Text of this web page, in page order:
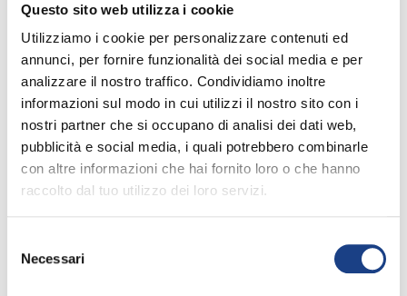
Questo sito web utilizza i cookie
Utilizziamo i cookie per personalizzare contenuti ed
annunci, per fornire funzionalità dei social media e per
analizzare il nostro traffico. Condividiamo inoltre
informazioni sul modo in cui utilizzi il nostro sito con i
nostri partner che si occupano di analisi dei dati web,
pubblicità e social media, i quali potrebbero combinarle
con altre informazioni che hai fornito loro o che hanno
raccolto dal tuo utilizzo dei loro servizi.
delNecessari
Sempre sempre sempre
The voice of the earth
Sempre sempre sempre
The voice of the earth
Credits
Title: La voce della terra
Lyrics: Emilio Di Stefano – Fabrizio
Palaferri
Artistic Director: Fabrizio Palaferri